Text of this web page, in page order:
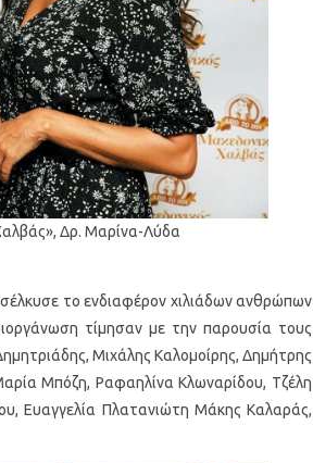
Δρ. Μαρίνα-Λύδα
το ενδιαφέρον χιλιάδων ανθρώπων
τίμησαν με την παρουσία τους
Μιχάλης Καλομοίρης, Δημήτρης
Μπόζη, Ραφαηλίνα Κλωναρίδου, Τζέλη
Ευαγγελία Πλατανιώτη Μάκης Καλαράς,